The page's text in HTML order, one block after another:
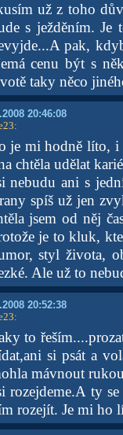
už z toho
s ježděním.
pak,
cenu být s
taky něco
20:46:08
:
je mi hodně líto, i
chtěla udělat
nebudu ani s
spíš už jen
jsem od něj
je to kluk,
styl života,
Ale už to
20:52:38
:
to
si psát a
mávnout
rozejdeme.A ty
rozejít. Je mi ho